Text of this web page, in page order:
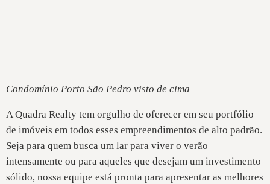
Condomínio Porto São Pedro visto de cima
A Quadra Realty tem orgulho de oferecer em seu portfólio
de imóveis em todos esses empreendimentos de alto padrão.
Seja para quem busca um lar para viver o verão
intensamente ou para aqueles que desejam um investimento
sólido, nossa equipe está pronta para apresentar as melhores